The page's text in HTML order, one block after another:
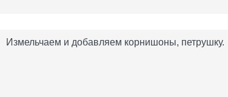
Измельчаем и добавляем корнишоны, петрушку.